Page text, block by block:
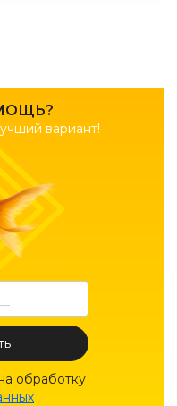
вариант!
обработку